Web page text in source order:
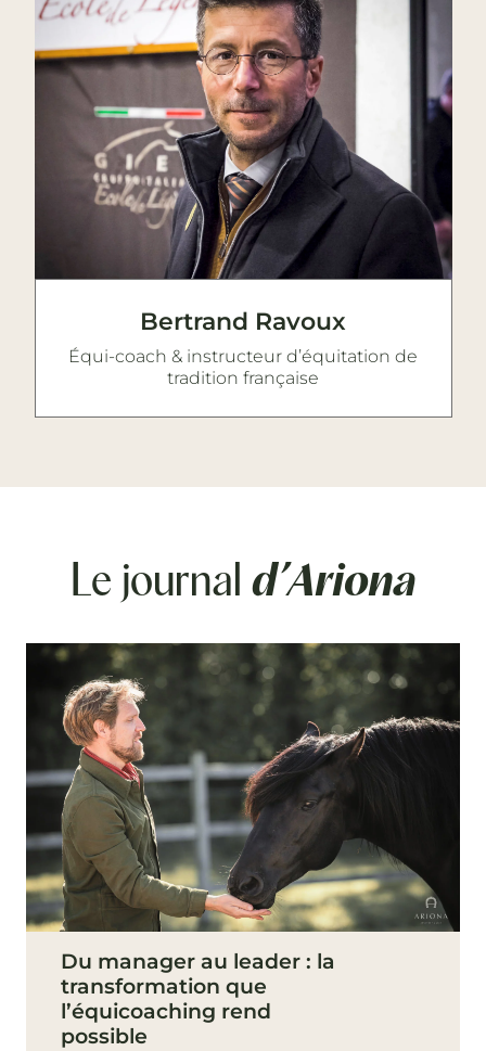
Bertrand Ravoux
Équi-coach & instructeur d’équitation de
tradition française
Le journal d’Ariona
Du manager au leader : la
transformation que
l’équicoaching rend
possible